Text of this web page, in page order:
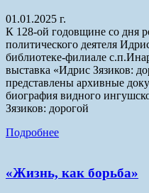
01.01.2025 г.
К 128-ой годовщине со дня
политического деятеля
библиотеке-филиале
выставка «Идрис Зязиков:
представлены архивные
биография видного
Зязиков: дорогой
Подробнее
«Жизнь, как борьба»